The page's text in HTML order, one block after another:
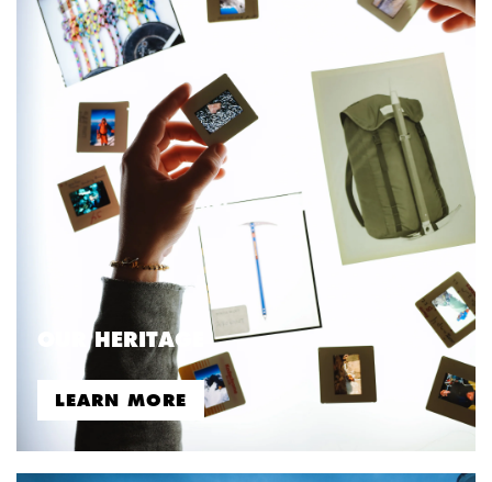
OUR HERITAGE
LEARN MORE